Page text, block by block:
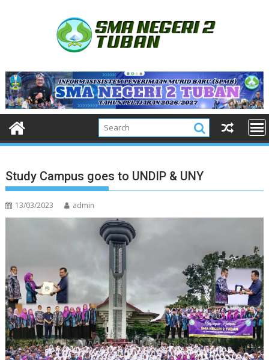
Study Campus goes to UNDIP & UNY
13/03/2023 admin